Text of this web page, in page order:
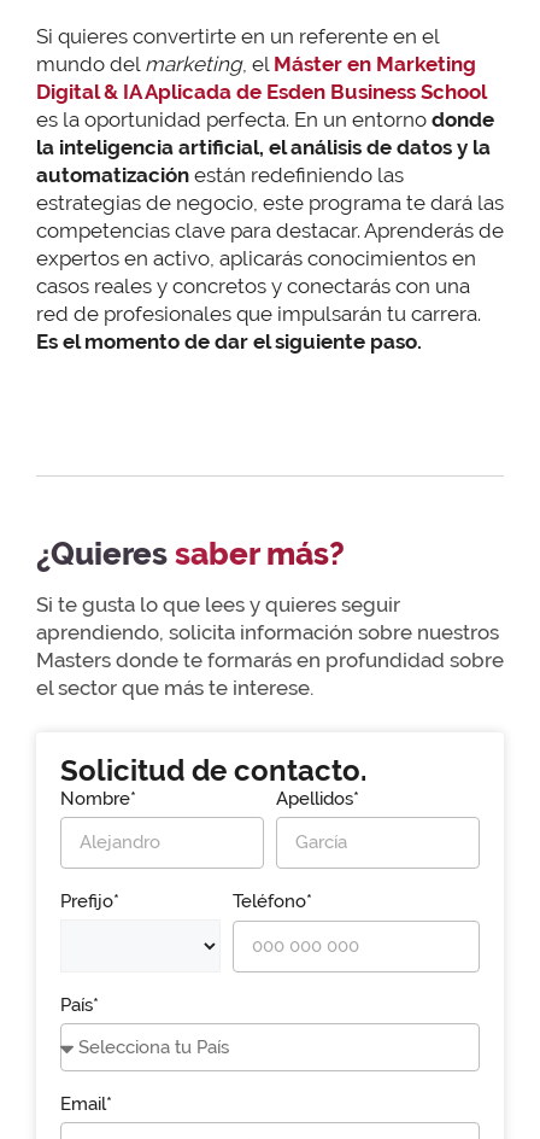
Si quieres convertirte en un referente en el
mundo del marketing, el Máster en Marketing
Digital & IA Aplicada de Esden Business School
es la oportunidad perfecta. En un entorno donde
la inteligencia artificial, el análisis de datos y la
automatización están redefiniendo las
estrategias de negocio, este programa te dará las
competencias clave para destacar. Aprenderás de
expertos en activo, aplicarás conocimientos en
casos reales y concretos y conectarás con una
red de profesionales que impulsarán tu carrera.
Es el momento de dar el siguiente paso.
¿Quieressaber más?
Si te gusta lo que lees y quieres seguir
aprendiendo, solicita información sobre nuestros
Masters donde te formarás en profundidad sobre
el sector que más te interese.
Solicitud de contacto.
Nombre* Apellidos*
Prefijo* Teléfono*
País*
Email*